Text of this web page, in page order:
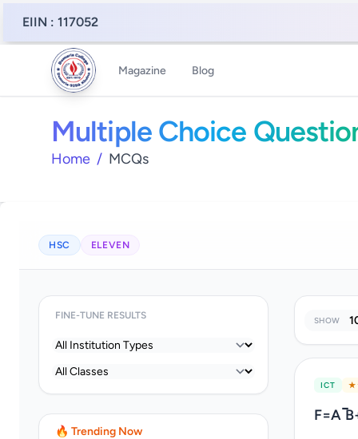
EIIN : 117052
Magazine Blog
Multiple Choice
Home / MCQs
HSC ELEVEN
FINE-TUNE RESULTS
🔥 Trending Now
SHOW
ICT ★
F=A